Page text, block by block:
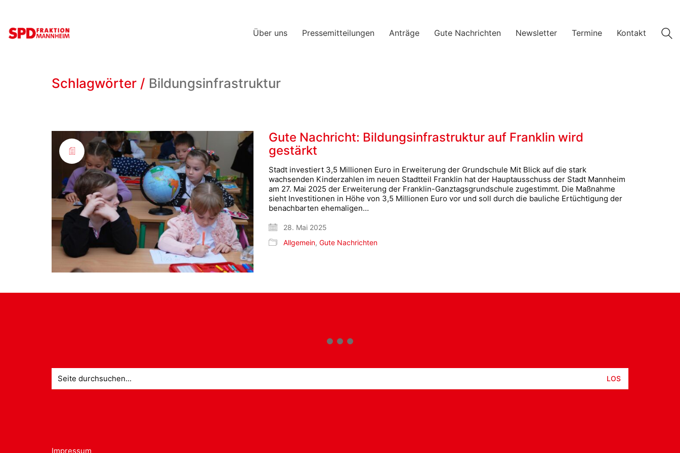
Über uns Pressemitteilungen Anträge Gute Nachrichten Newsletter Termine Kontakt
Schlagwörter / Bildungsinfrastruktur
Gute Nachricht: Bildungsinfrastruktur auf Franklin wird
gestärkt
Stadt investiert 3,5 Millionen Euro in Erweiterung der Grundschule Mit Blick auf die stark
wachsenden Kinderzahlen im neuen Stadtteil Franklin hat der Hauptausschuss der Stadt Mannheim
am 27. Mai 2025 der Erweiterung der Franklin-Ganztagsgrundschule zugestimmt. Die Maßnahme
sieht Investitionen in Höhe von 3,5 Millionen Euro vor und soll durch die bauliche Ertüchtigung der
benachbarten ehemaligen…
28. Mai 2025
Allgemein, Gute Nachrichten
nach:
Impressum